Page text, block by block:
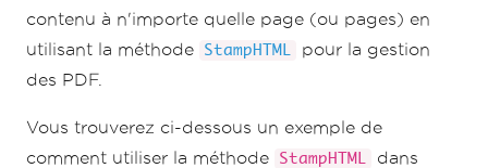
contenu à n'importe quelle page (ou pages) en
utilisant la méthode
StampHTML
pour la gestion
des PDF.
Vous trouverez ci-dessous un exemple de
comment utiliser la méthode
StampHTML
dans